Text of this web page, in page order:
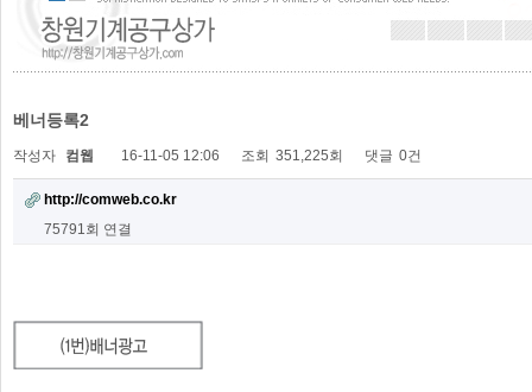
베너등록2
작성자 컴웹 16-11-05 12:06 조회 351,225회 댓글 0건
http://comweb.co.kr
75791회 연결